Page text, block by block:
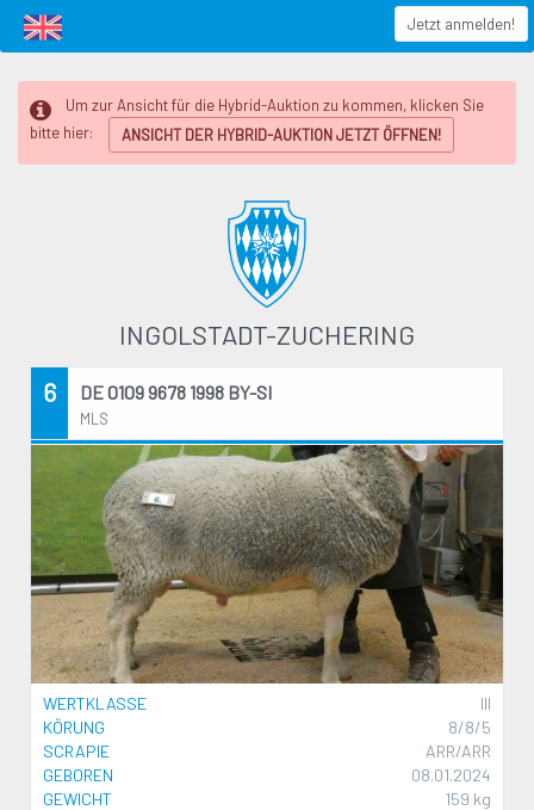
Ingolstadt-Zuchering
Jetzt anmelden!
Um zur Ansicht für die Hybrid-Auktion zu kommen, klicken Sie
bitte hier:
ANSICHT DER HYBRID-AUKTION JETZT ÖFFNEN!
INGOLSTADT-ZUCHERING
6 DE 0109 9678 1998 BY-SI
MLS
WERTKLASSE
III
KÖRUNG
8/8/5
SCRAPIE
ARR/ARR
GEBOREN
08.01.2024
GEWICHT
159 kg